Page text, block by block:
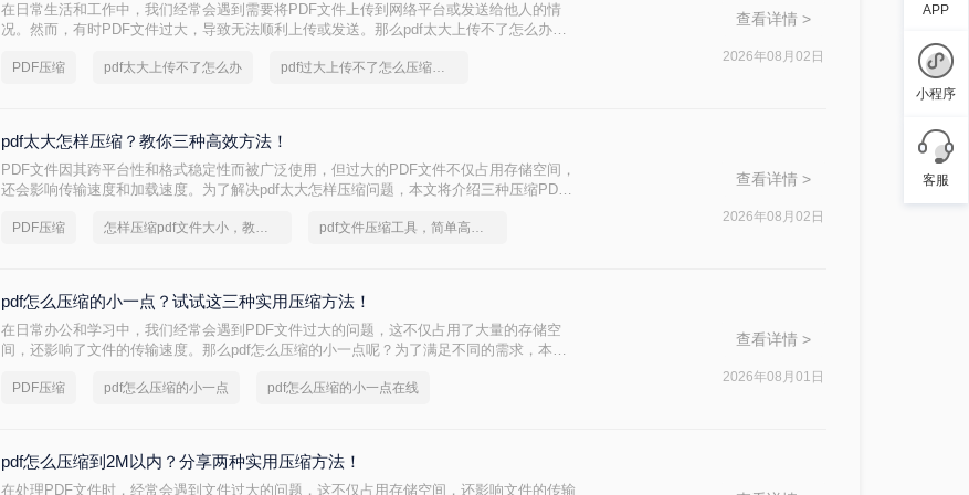
在日常生活和工作中，我们经常会遇到需要将PDF文件上传到网络平台或发送给他人的情
况。然而，有时PDF文件过大，导致无法顺利上传或发送。那么pdf太大上传不了怎么办
PDF压缩 pdf太大上传不了怎么办 pdf过大上传不了怎么压缩变小
查看详情 >
2026年08月02日
pdf太大怎样压缩？教你三种高效方法！
PDF文件因其跨平台性和格式稳定性而被广泛使用，但过大的PDF文件不仅占用存储空间，
还会影响传输速度和加载速度。为了解决pdf太大怎样压缩问题，本文将介绍三种压缩PDF
PDF压缩 怎样压缩pdf文件大小，教你几个方法 pdf文件压缩工具，简单高效的压缩方法
查看详情 >
2026年08月02日
pdf怎么压缩的小一点？试试这三种实用压缩方法！
在日常办公和学习中，我们经常会遇到PDF文件过大的问题，这不仅占用了大量的存储空
间，还影响了文件的传输速度。那么pdf怎么压缩的小一点呢？为了满足不同的需求，本文
PDF压缩 pdf怎么压缩的小一点 pdf怎么压缩的小一点在线
查看详情 >
2026年08月01日
pdf怎么压缩到2M以内？分享两种实用压缩方法！
在处理PDF文件时，经常会遇到文件过大的问题，这不仅占用存储空间，还影响文件的传输
APP
小程序
客服